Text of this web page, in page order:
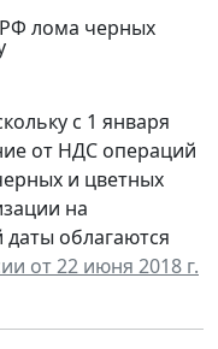
с 1 января
от НДС операций
и цветных
на
облагаются
от 22 июня 2018 г.